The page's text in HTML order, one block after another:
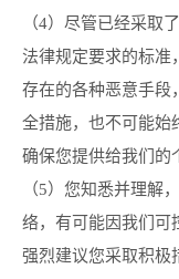
（4）尽管已经采取
法律规定要求的标准
存在的各种恶意手段
全措施，也不可能始
确保您提供给我们的
（5）您知悉并理解
络，有可能因我们可
强烈建议您采取积极